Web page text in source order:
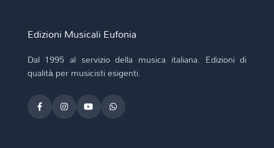
Edizioni Musicali Eufonia
Dal 1995 al servizio della musica italiana. Edizioni di
qualità per musicisti esigenti.